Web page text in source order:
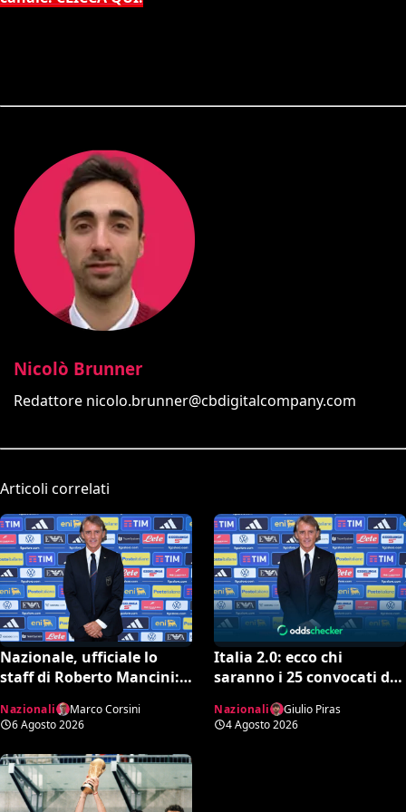
Nicolò Brunner
Redattore nicolo.brunner@cbdigitalcompany.com
Articoli correlati
Nazionale, ufficiale lo
staff di Roberto Mancini:
Bollini vice
Nazionali
Marco Corsini
6 Agosto 2026
Italia 2.0: ecco chi
saranno i 25 convocati di
conferme e sorprese
Nazionali
Giulio Piras
4 Agosto 2026